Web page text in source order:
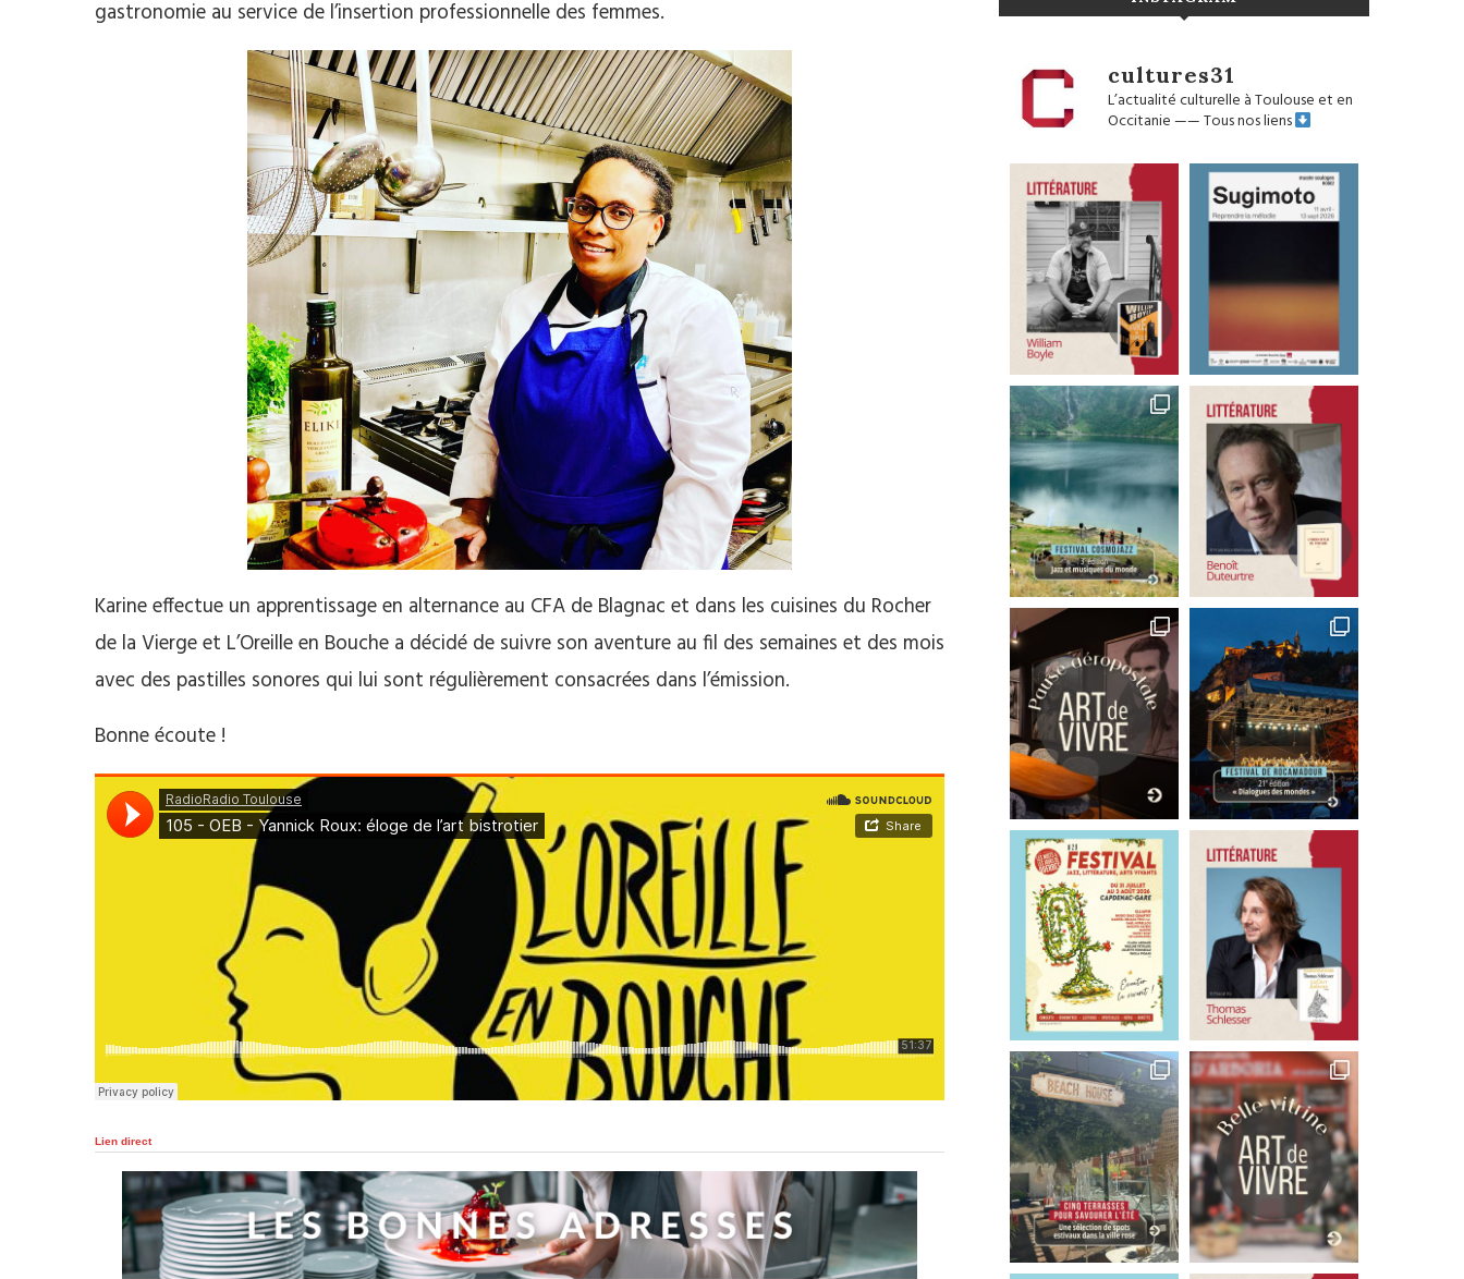
gastronomie au service de l’insertion professionnelle des femmes.
Karine effectue un apprentissage en alternance au CFA de Blagnac et dans les cuisines du Rocher
de la Vierge et L’Oreille en Bouche a décidé de suivre son aventure au fil des semaines et des mois
avec des pastilles sonores qui lui sont régulièrement consacrées dans l’émission.
Bonne écoute !
Lien direct
cultures31
L’actualité culturelle à Toulouse et en
Occitanie——Tous nos liens